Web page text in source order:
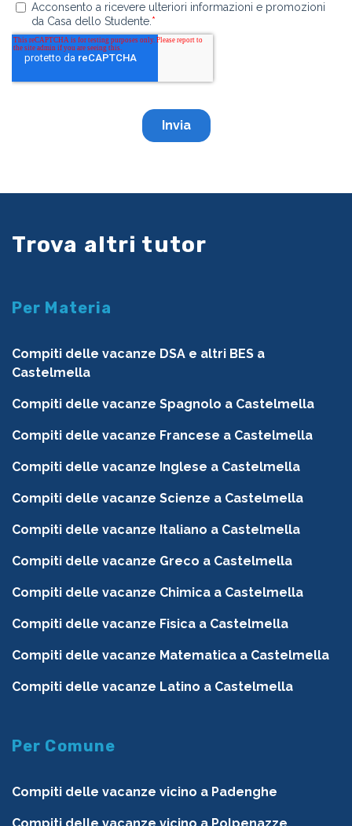
Trova altri tutor
Per Materia
Compiti delle vacanze DSA e altri BES a
Castelmella
Compiti delle vacanze Spagnolo a Castelmella
Compiti delle vacanze Francese a Castelmella
Compiti delle vacanze Inglese a Castelmella
Compiti delle vacanze Scienze a Castelmella
Compiti delle vacanze Italiano a Castelmella
Compiti delle vacanze Greco a Castelmella
Compiti delle vacanze Chimica a Castelmella
Compiti delle vacanze Fisica a Castelmella
Compiti delle vacanze Matematica a Castelmella
Compiti delle vacanze Latino a Castelmella
Per Comune
Compiti delle vacanze vicino a Padenghe